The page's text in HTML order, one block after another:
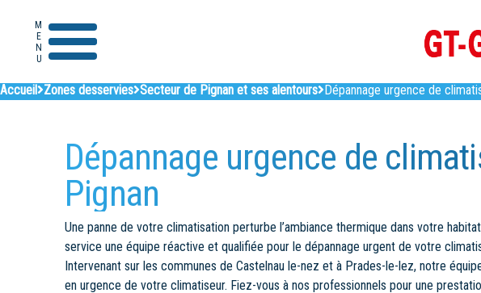
MENU
Accueil Zones desservies Secteur de Pignan et ses alentours Dépannage urgence de
Dépannage urgence de
Pignan
Une panne de votre climatisation perturbe l’ambiance thermique dans votre
service une équipe réactive et qualifiée pour le dépannage urgent de votre
Intervenant sur les communes de Castelnau le-nez et à Prades-le-lez, notre
en urgence de votre climatiseur. Fiez-vous à nos professionnels pour une